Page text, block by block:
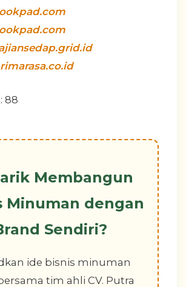
88
Membangun
Minuman dengan
Sendiri?
ide bisnis minuman
tim ahli CV. Putra